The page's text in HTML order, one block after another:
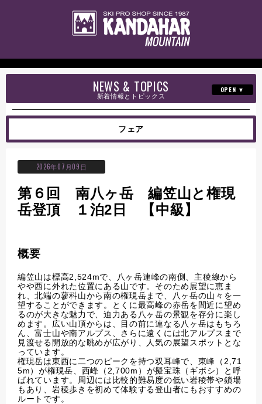
NEWS & TOPICS
新着情報とトピックス
セールのお知らせ
イベント情報
オンラインショップ
ニュース
各種講習会
フェア
2026年07月09日
第６回 南八ヶ岳 編笠山と権現
岳登頂 １泊2日 【中級】
概要
編笠山は標高2,524mで、八ヶ岳連峰の南側、主稜線から
やや西に外れた位置にある山です。そのため展望に恵ま
れ、北端の蓼科山から南の権現岳まで、八ヶ岳の山々を一
望することができます。とくに最高峰の赤岳を間近に望め
るのが大きな魅力で、迫力ある八ヶ岳の景観を存分に楽し
めます。広い山頂からは、目の前に連なる八ヶ岳はもちろ
ん、富士山や南アルプス、さらに遠くには北アルプスまで
見渡せる開放的な眺めが広がり、人気の展望スポットとな
っています。
権現岳は東西に二つのピークを持つ双耳峰で、東峰（2,71
5m）が権現岳、西峰（2,700m）が擬宝珠（ギボシ）と呼
ばれています。周辺には比較的難易度の低い岩稜帯や鎖場
もあり、岩稜歩きを初めて体験する登山者にもおすすめの
ルートです。